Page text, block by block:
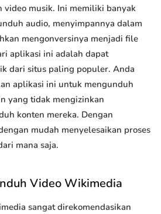
video musik. Ini memiliki banyak
audio, menyimpannya dalam
mengonversinya menjadi file
aplikasi ini adalah dapat
dari situs paling populer. Anda
aplikasi ini untuk mengunduh
yang tidak mengizinkan
konten mereka. Dengan
mudah menyelesaikan proses
mana saja.
Video Wikimedia
sangat direkomendasikan